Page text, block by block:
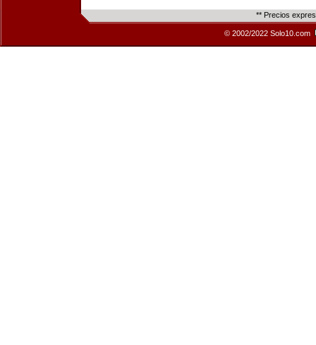
** Precios
© 2002/2022 Solo10.com